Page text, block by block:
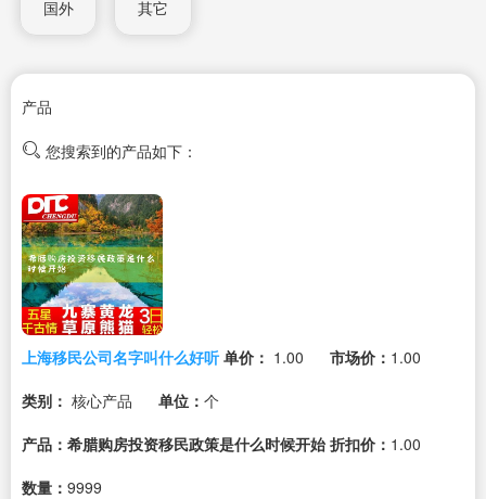
国外 其它
产品
您搜索到的产品如下：
上海移民公司名字叫什么好听 单价： 1.00 市场价： 1.00
类别： 核心产品 单位： 个
产品：希腊购房投资移民政策是什么时候开始 折扣价： 1.00
数量： 9999